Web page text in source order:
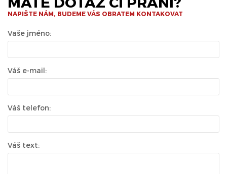
NAPIŠTE NÁM, BUDEME VÁS OBRATEM KONTAKOVAT
Vaše jméno:
Váš e-mail:
Váš telefon:
Váš text: